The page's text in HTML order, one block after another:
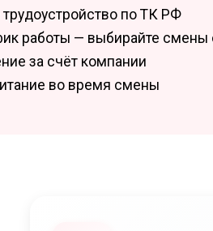
по ТК РФ
работы — выбирайте смены
за счёт компании
во время смены